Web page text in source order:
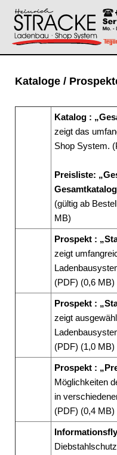
Kataloge /
Katalog :
zeigt das
Shop System.
Preisliste:
Gesamtkatalog
(gültig ab
MB)
Prospekt :
zeigt
(PDF) (0,6 MB)
Prospekt :
zeigt
(PDF) (1,0 MB)
Prospekt :
Möglichkeiten
in
(PDF) (0,4 MB)